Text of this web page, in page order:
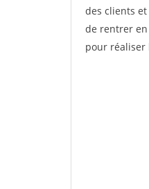
des clients
de rentrer
pour réaliser